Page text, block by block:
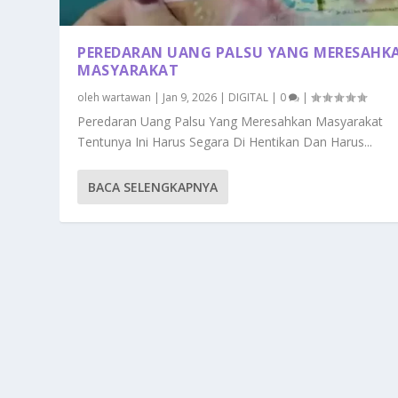
PEREDARAN UANG PALSU YANG
MASYARAKAT
olehwartawan | Jan 9, 2026 | DIGITAL | 0 |
Peredaran Uang Palsu Yang Meresahkan Masyarakat
Tentunya Ini Harus Segara Di Hentikan Dan Harus...
BACA SELENGKAPNYA